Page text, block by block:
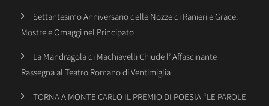
Settantesimo Anniversario delle Nozze di Ranieri e Grace:
Mostre e Omaggi nel Principato
La Mandragola di Machiavelli Chiude l’ Affascinante
Rassegna al Teatro Romano di Ventimiglia
TORNA A MONTE CARLO IL PREMIO DI POESIA “LE PAROLE